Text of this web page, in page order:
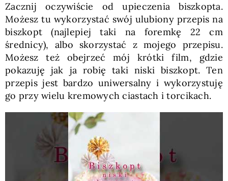
Zacznij oczywiście od upieczenia biszkopta.
Możesz tu wykorzystać swój ulubiony przepis na
biszkopt (najlepiej taki na foremkę 22 cm
średnicy), albo skorzystać z mojego przepisu.
Możesz też obejrzeć mój krótki film, gdzie
pokazuję jak ja robię taki niski biszkopt. Ten
przepis jest bardzo uniwersalny i wykorzystuję
go przy wielu kremowych ciastach i torcikach.